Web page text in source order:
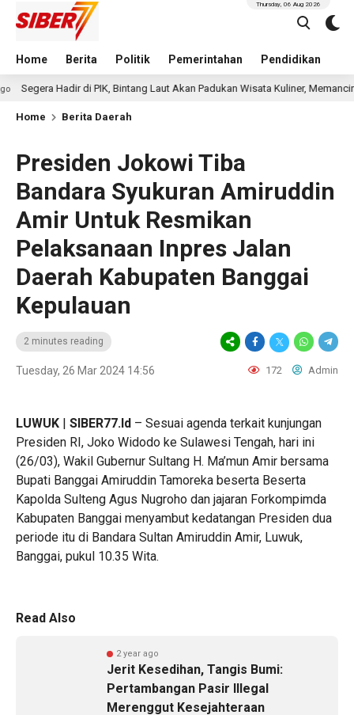
Home Berita Politik Pemerintahan Pendidikan
Thursday, 06 Aug 2026
Hadir di PIK, Bintang Laut Akan Padukan Wisata Kuliner, Memancing, dan
Home Berita Daerah
Presiden Jokowi Tiba
Bandara Syukuran Amiruddin
Amir Untuk Resmikan
Pelaksanaan Inpres Jalan
Daerah Kabupaten Banggai
Kepulauan
2 minutes reading
Tuesday, 26 Mar 2024 14:56 172 Admin
LUWUK | SIBER77.Id – Sesuai agenda terkait kunjungan
Presiden RI, Joko Widodo ke Sulawesi Tengah, hari ini
(26/03), Wakil Gubernur Sultang H. Ma’mun Amir bersama
Bupati Banggai Amiruddin Tamoreka beserta Beserta
Kapolda Sulteng Agus Nugroho dan jajaran Forkompimda
Kabupaten Banggai menyambut kedatangan Presiden dua
periode itu di Bandara Sultan Amiruddin Amir, Luwuk,
Banggai, pukul 10.35 Wita.
Read Also
2 year ago
Jerit Kesedihan, Tangis Bumi:
Pertambangan Pasir Illegal
Merenggut Kesejahteraan